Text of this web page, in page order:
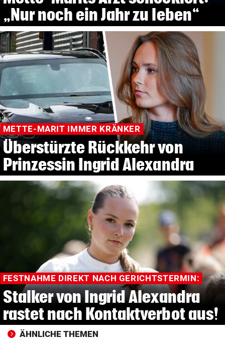
„Nur noch ein Jahr zu leben“
METTE-MARIT IMMER KRÄNKER
Überstürzte Rückkehr von
Prinzessin Ingrid Alexandra
FESTNAHME DIREKT NACH GERICHTSTERMIN:
Stalker von Ingrid Alexandra
rastet nach Kontaktverbot aus!
ÄHNLICHE THEMEN